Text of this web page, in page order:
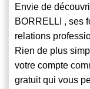
Envie de
BORRELLI , ses
relations
Rien de plus
votre compte
gratuit qui vous